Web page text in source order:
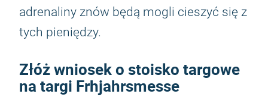
adrenaliny znów będą mogli cieszyć się z
tych pieniędzy.
Złóż wniosek o stoisko targowe
na targi Frhjahrsmesse